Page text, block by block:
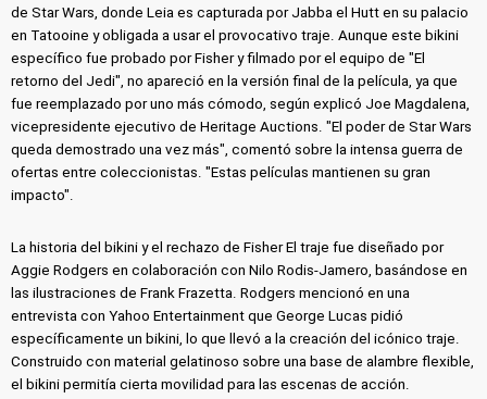
de Star Wars, donde Leia es capturada por Jabba el Hutt en su palacio
en Tatooine y obligada a usar el provocativo traje. Aunque este bikini
específico fue probado por Fisher y filmado por el equipo de "El
retorno del Jedi", no apareció en la versión final de la película, ya que
fue reemplazado por uno más cómodo, según explicó Joe Magdalena,
vicepresidente ejecutivo de Heritage Auctions. "El poder de Star Wars
queda demostrado una vez más", comentó sobre la intensa guerra de
ofertas entre coleccionistas. "Estas películas mantienen su gran
impacto".
La historia del bikini y el rechazo de Fisher El traje fue diseñado por
Aggie Rodgers en colaboración con Nilo Rodis-Jamero, basándose en
las ilustraciones de Frank Frazetta. Rodgers mencionó en una
entrevista con Yahoo Entertainment que George Lucas pidió
específicamente un bikini, lo que llevó a la creación del icónico traje.
Construido con material gelatinoso sobre una base de alambre flexible,
el bikini permitía cierta movilidad para las escenas de acción.